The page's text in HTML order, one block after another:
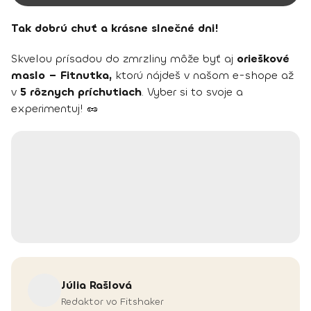
Tak dobrú chuť a krásne slnečné dni!
Skvelou prísadou do zmrzliny môže byť aj orieškové
maslo – Fitnutka, ktorú nájdeš v našom e-shope až
v 5 rôznych príchutiach. Vyber si to svoje a
experimentuj! 🥜
Júlia Rašlová
Redaktor vo Fitshaker